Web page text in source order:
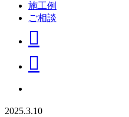
施工例
ご相談
2025.3.10